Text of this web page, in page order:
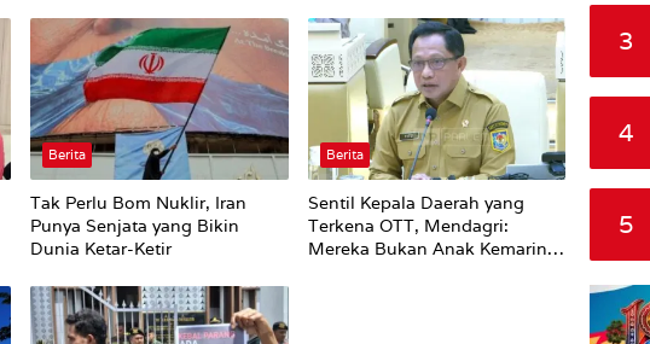
Berita
Tak Perlu Bom Nuklir, Iran
Punya Senjata yang Bikin
Dunia Ketar-Ketir
Berita
Sentil Kepala Daerah yang
Terkena OTT, Mendagri:
Mereka Bukan Anak Kemarin
3
4
5